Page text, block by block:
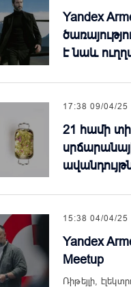
Yandex
է նաև
17:38 09/04/25
21 համի
15:38 04/04/25
Yandex
Meetup
Ռիթեյլի,